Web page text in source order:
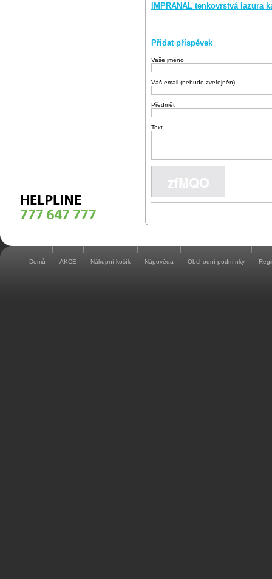
IMPRANAL tenkovrstvá lazura
Přidat příspěvek
Vaše jméno
Váš email (nebude zveřejněn)
Předmět
Text
Domů AKCE Nákupní košík Nápověda Obchodní podmínky